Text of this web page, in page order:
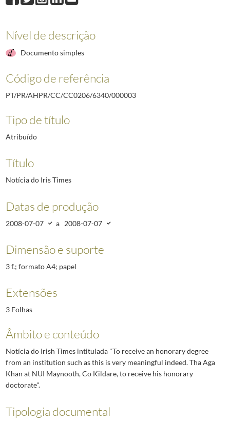
Nível de descrição
Documento simples
Código de referência
PT/PR/AHPR/CC/CC0206/6340/000003
Tipo de título
Atribuído
Título
Notícia do Iris Times
Datas de produção
2008-07-07 a 2008-07-07
Dimensão e suporte
3 f.; formato A4; papel
Extensões
3 Folhas
Âmbito e conteúdo
Notícia do Irish Times intitulada "To receive an honorary degree
from an institution such as this is very meaningful indeed. Tha Aga
Khan at NUI Maynooth, Co Kildare, to receive his honorary
doctorate".
Tipologia documental